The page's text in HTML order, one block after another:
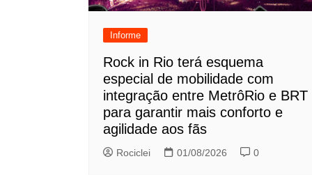
Informe
Rock in Rio terá esquema
especial de mobilidade com
integração entre MetrôRio e BRT
para garantir mais conforto e
agilidade aos fãs
Rociclei 01/08/2026 0